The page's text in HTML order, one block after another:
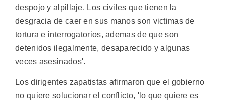
despojo y alpillaje. Los civiles que tienen la
desgracia de caer en sus manos son victimas de
tortura e interrogatorios, ademas de que son
detenidos ilegalmente, desaparecido y algunas
veces asesinados'.
Los dirigentes zapatistas afirmaron que el gobierno
no quiere solucionar el conflicto, 'lo que quiere es